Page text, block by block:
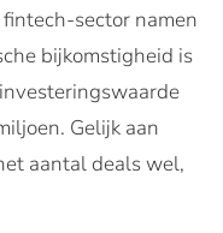
sector namen
bijkomstigheid is
Gelijk aan
aantal deals wel,